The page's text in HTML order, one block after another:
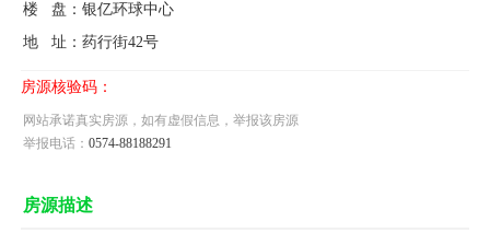
楼 盘： 银亿环球中心
地 址： 药行街42号
房源核验码：
网站承诺真实房源，如有虚假信息，举报该房源
举报电话： 0574-88188291
房源描述